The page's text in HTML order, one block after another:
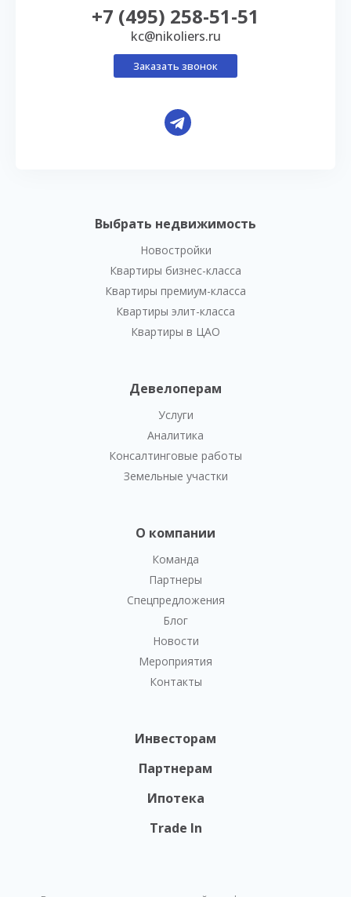
Выбрать недвижимость
Новостройки
Квартиры бизнес-класса
Квартиры премиум-класса
Квартиры элит-класса
Квартиры в ЦАО
Девелоперам
Услуги
Аналитика
Консалтинговые работы
Земельные участки
О компании
Команда
Партнеры
Спецпредложения
Блог
Новости
Мероприятия
Контакты
Инвесторам
Партнерам
Ипотека
Trade In
+7 (495) 258-51-51
kc@nikoliers.ru
Заказать звонок